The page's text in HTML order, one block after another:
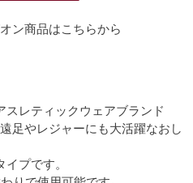
ン商品はこちらから
スレティックウェアブランド
足やレジャーにも大活躍なおし
プです。